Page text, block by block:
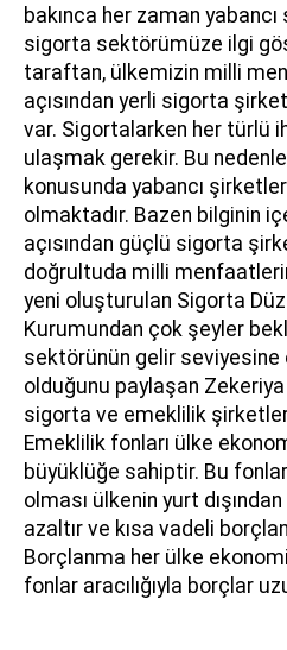
bakınca her zaman
sigorta sektörümüze ilgi
taraftan, ülkemizin milli
açısından yerli sigorta
var. Sigortalarken her türlü
ulaşmak gerekir. Bu
konusunda yabancı
olmaktadır. Bazen bilginin
açısından güçlü sigorta
doğrultuda milli
yeni oluşturulan Sigorta
Kurumundan çok şeyler
sektörünün gelir seviyesine
olduğunu paylaşan
sigorta ve emeklilik
Emeklilik fonları ülke
büyüklüğe sahiptir. Bu
olması ülkenin yurt
azaltır ve kısa vadeli
Borçlanma her ülke
fonlar aracılığıyla borçlar